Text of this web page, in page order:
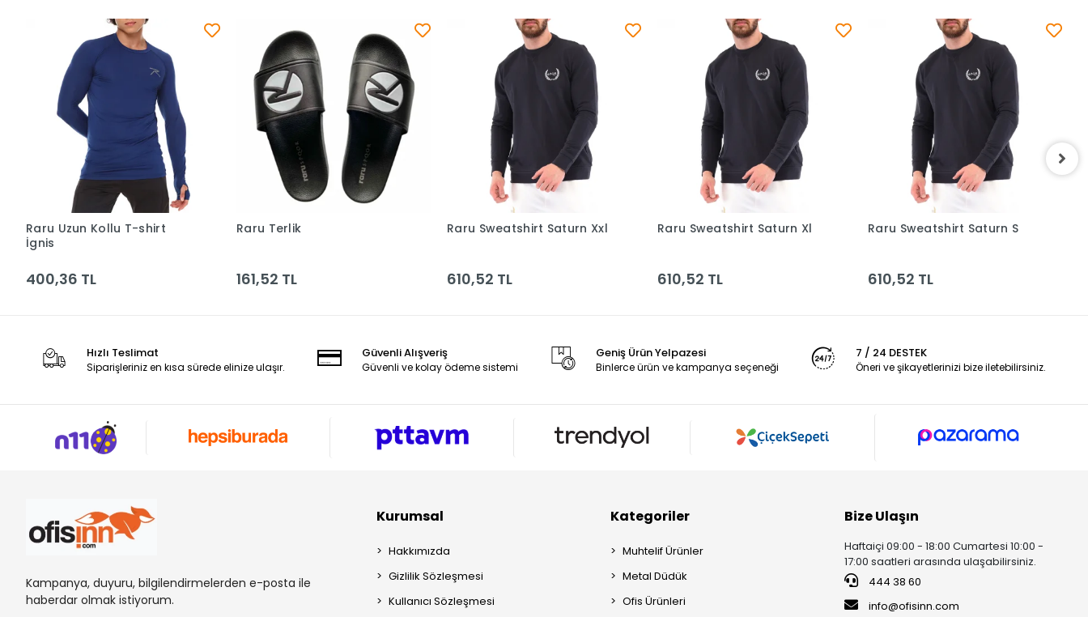
Sepete Ekle
Raru Uzun Kollu T-shirt
İgnis
400,36 TL
Raru Terlik
161,52 TL
Sepete Ekle
Raru Sweatshirt Saturn Xxl
610,52 TL
Sepete Ekle
Raru Sweatshirt Saturn Xl
610,52 TL
Sepete Ekle
Raru Sweatshirt Saturn S
610,52 TL
Hızlı Teslimat
Siparişleriniz en kısa sürede elinize ulaşır.
Güvenli Alışveriş
Güvenli ve kolay ödeme sistemi
Geniş Ürün Yelpazesi
Binlerce ürün ve kampanya seçeneği
7 / 24 DESTEK
Öneri ve şikayetlerinizi bize iletebilirsiniz.
Kampanya, duyuru, bilgilendirmelerden e-posta ile
haberdar olmak istiyorum.
Kurumsal
Hakkımızda
Gizlilik Sözleşmesi
Kullanıcı Sözleşmesi
Kategoriler
Muhtelif Ürünler
Metal Düdük
Ofis Ürünleri
Bize Ulaşın
Haftaiçi 09:00 - 18:00 Cumartesi 10:00 -
17:00 saatleri arasında ulaşabilirsiniz.
444 38 60
info@ofisinn.com